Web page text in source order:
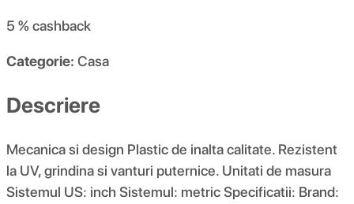
5 %cashback
Categorie: Casa
Descriere
Mecanica si design Plastic de inalta calitate. Rezistent
la UV, grindina si vanturi puternice. Unitati de masura
Sistemul US: inch Sistemul: metric Specificatii: Brand: